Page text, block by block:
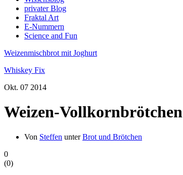
privater Blog
Fraktal Art
E-Nummern
Science and Fun
Weizenmischbrot mit Joghurt
Whiskey Fix
Okt. 07 2014
Weizen-Vollkornbrötchen
Von Steffen unterBrot und Brötchen
0
(0)